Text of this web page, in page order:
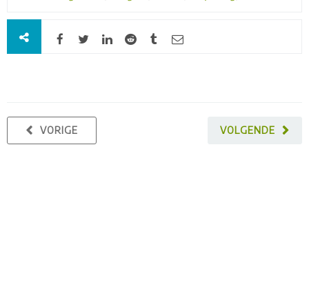
VOLGENDE
VORIGE